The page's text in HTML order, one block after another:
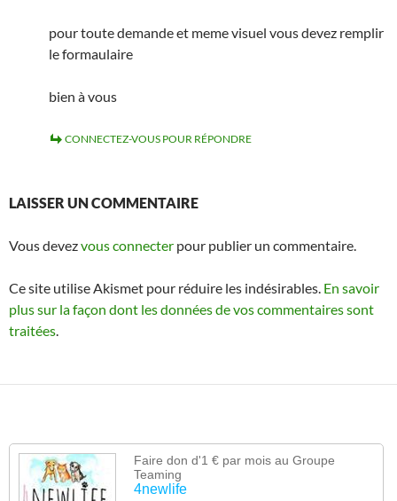
pour toute demande et meme visuel vous devez remplir
le formaulaire
bien à vous
CONNECTEZ-VOUS POUR RÉPONDRE
LAISSER UN COMMENTAIRE
Vous devezvous connecter pour publier un commentaire.
Ce site utilise Akismet pour réduire les indésirables. En savoir
plus sur la façon dont les données de vos commentaires sont
traitées.